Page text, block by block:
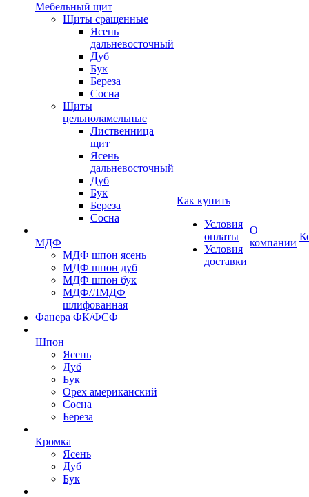
Мебельный щит
Щиты сращенные
Ясень
дальневосточный
Дуб
Бук
Береза
Сосна
Щиты
цельноламельные
Лиственница
щит
Ясень
дальневосточный
Дуб
Бук
Береза
Сосна
МДФ
МДФ шпон ясень
МДФ шпон дуб
МДФ шпон бук
МДФ/ЛМДФ
шлифованная
Фанера ФК/ФСФ
Шпон
Ясень
Дуб
Бук
Орех американский
Сосна
Береза
Кромка
Ясень
Дуб
Бук
Как купить
Условия
оплаты
Условия
доставки
О
компании